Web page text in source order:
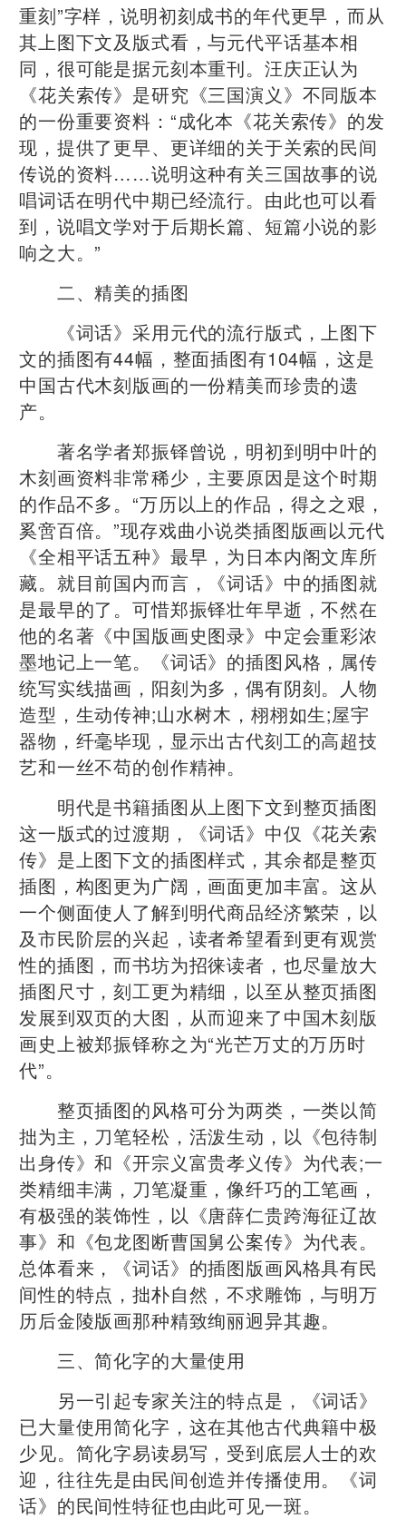
重刻”字样，说明初刻成书的年代更早，而从
其上图下文及版式看，与元代平话基本相
同，很可能是据元刻本重刊。汪庆正认为
《花关索传》是研究《三国演义》不同版本
的一份重要资料：“成化本《花关索传》的发
现，提供了更早、更详细的关于关索的民间
传说的资料……说明这种有关三国故事的说
唱词话在明代中期已经流行。由此也可以看
到，说唱文学对于后期长篇、短篇小说的影
响之大。”
二、精美的插图
《词话》采用元代的流行版式，上图下
文的插图有44幅，整面插图有104幅，这是
中国古代木刻版画的一份精美而珍贵的遗
产。
著名学者郑振铎曾说，明初到明中叶的
木刻画资料非常稀少，主要原因是这个时期
的作品不多。“万历以上的作品，得之之艰，
奚啻百倍。”现存戏曲小说类插图版画以元代
《全相平话五种》最早，为日本内阁文库所
藏。就目前国内而言，《词话》中的插图就
是最早的了。可惜郑振铎壮年早逝，不然在
他的名著《中国版画史图录》中定会重彩浓
墨地记上一笔。《词话》的插图风格，属传
统写实线描画，阳刻为多，偶有阴刻。人物
造型，生动传神;山水树木，栩栩如生;屋宇
器物，纤毫毕现，显示出古代刻工的高超技
艺和一丝不苟的创作精神。
明代是书籍插图从上图下文到整页插图
这一版式的过渡期，《词话》中仅《花关索
传》是上图下文的插图样式，其余都是整页
插图，构图更为广阔，画面更加丰富。这从
一个侧面使人了解到明代商品经济繁荣，以
及市民阶层的兴起，读者希望看到更有观赏
性的插图，而书坊为招徕读者，也尽量放大
插图尺寸，刻工更为精细，以至从整页插图
发展到双页的大图，从而迎来了中国木刻版
画史上被郑振铎称之为“光芒万丈的万历时
代”。
整页插图的风格可分为两类，一类以简
拙为主，刀笔轻松，活泼生动，以《包待制
出身传》和《开宗义富贵孝义传》为代表;一
类精细丰满，刀笔凝重，像纤巧的工笔画，
有极强的装饰性，以《唐薛仁贵跨海征辽故
事》和《包龙图断曹国舅公案传》为代表。
总体看来，《词话》的插图版画风格具有民
间性的特点，拙朴自然，不求雕饰，与明万
历后金陵版画那种精致绚丽迥异其趣。
三、简化字的大量使用
另一引起专家关注的特点是，《词话》
已大量使用简化字，这在其他古代典籍中极
少见。简化字易读易写，受到底层人士的欢
迎，往往先是由民间创造并传播使用。《词
话》的民间性特征也由此可见一斑。